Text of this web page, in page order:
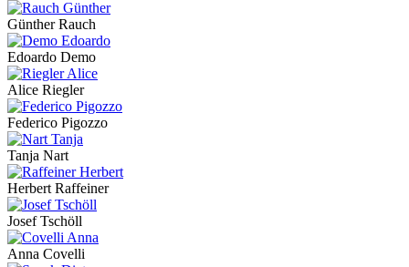
Günther Rauch
Edoardo Demo
Alice Riegler
Federico Pigozzo
Tanja Nart
Herbert Raffeiner
Josef Tschöll
Anna Covelli